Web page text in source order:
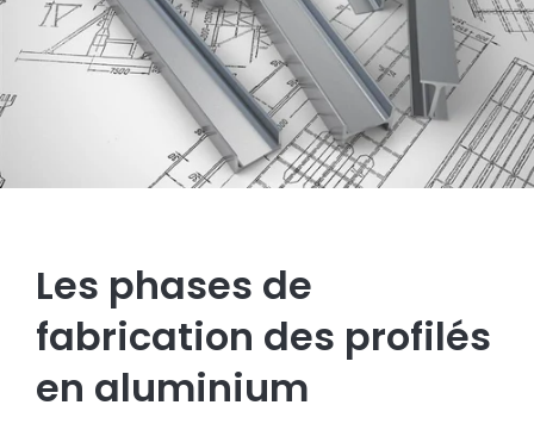
Les phases de
fabrication des profilés
en aluminium